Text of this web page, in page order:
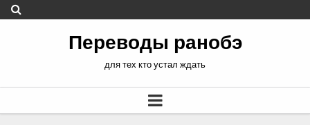
Переводы ранобэ
для тех кто устал ждать